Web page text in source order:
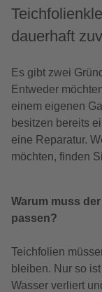
dauerhaft
Es gibt zwei
Entweder
einem eigenen
besitzen bereits
eine Reparatur.
möchten, finden
Warum muss
passen?
Teichfolien
bleiben. Nur so
Wasser verliert